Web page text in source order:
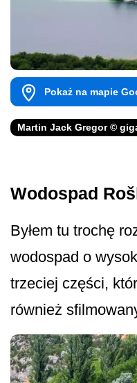
Pokaż na mapie
Martin Jack Gregor ©
Wodospad
Byłem tu trochę
wodospad o
trzeciej części,
również